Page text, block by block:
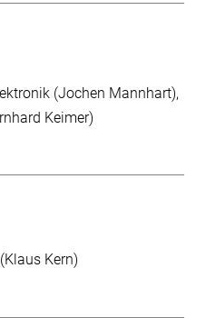
(Jochen Mannhart)
Keimer)
Kern)